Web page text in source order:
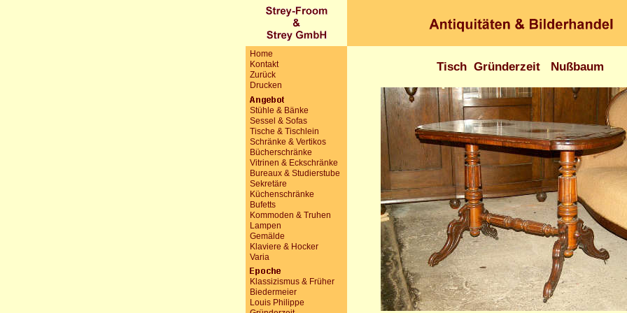
Home
Kontakt
Zurück
Drucken
Stühle & Bänke
Sessel & Sofas
Tische & Tischlein
Schränke & Vertikos
Bücherschränke
Vitrinen & Eckschränke
Bureaux & Studierstube
Sekretäre
Küchenschränke
Bufetts
Kommoden & Truhen
Lampen
Gemälde
Klaviere & Hocker
Varia
Klassizismus & Früher
Biedermeier
Louis Philippe
Tisch Gründerzeit Nußbaum